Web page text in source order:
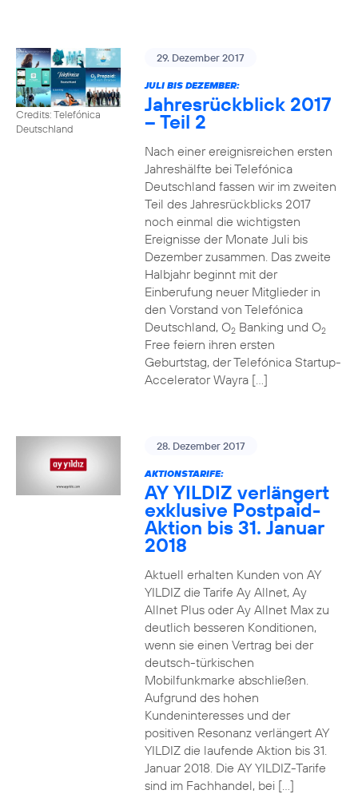
Credits: Telefónica
Deutschland
29. Dezember 2017
JULI BIS DEZEMBER:
Jahresrückblick 2017
– Teil 2
Nach einer ereignisreichen ersten
Jahreshälfte bei Telefónica
Deutschland fassen wir im zweiten
Teil des Jahresrückblicks 2017
noch einmal die wichtigsten
Ereignisse der Monate Juli bis
Dezember zusammen. Das zweite
Halbjahr beginnt mit der
Einberufung neuer Mitglieder in
den Vorstand von Telefónica
Deutschland, O2Banking und O2
Free feiern ihren ersten
Geburtstag, der Telefónica Startup-
Accelerator Wayra […]
28. Dezember 2017
AKTIONSTARIFE:
AY YILDIZ verlängert
exklusive Postpaid-
Aktion bis 31. Januar
2018
Aktuell erhalten Kunden von AY
YILDIZ die Tarife Ay Allnet, Ay
Allnet Plus oder Ay Allnet Max zu
deutlich besseren Konditionen,
wenn sie einen Vertrag bei der
deutsch-türkischen
Mobilfunkmarke abschließen.
Aufgrund des hohen
Kundeninteresses und der
positiven Resonanz verlängert AY
YILDIZ die laufende Aktion bis 31.
Januar 2018. Die AY YILDIZ-Tarife
sind im Fachhandel, bei […]